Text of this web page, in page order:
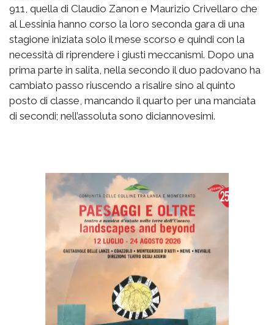
911, quella di Claudio Zanon e Maurizio Crivellaro che
al Lessinia hanno corso la loro seconda gara di una
stagione iniziata solo il mese scorso e quindi con la
necessità di riprendere i giusti meccanismi. Dopo una
prima parte in salita, nella secondo il duo padovano ha
cambiato passo riuscendo a risalire sino al quinto
posto di classe, mancando il quarto per una manciata
di secondi; nell’assoluta sono diciannovesimi.